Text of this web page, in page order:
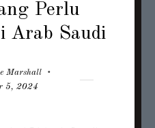
Perlu
Arab Saudi
Marshall
5, 2024